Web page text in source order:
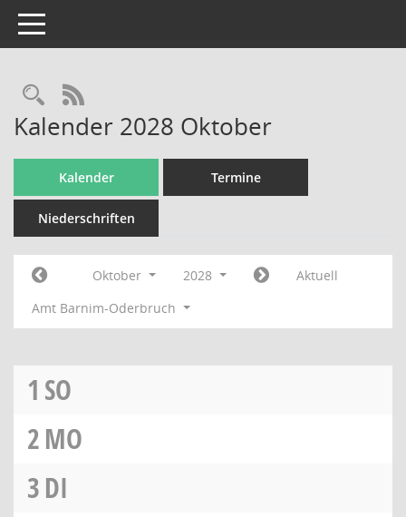
Toggle navigation
Rechercheauswahl
RSS-Feed
Kalender 2028 Oktober
Kalender Termine
Niederschriften
Oktober 2028
Aktuell
Amt Barnim-Oderbruch
1 SO
2MO
3DI